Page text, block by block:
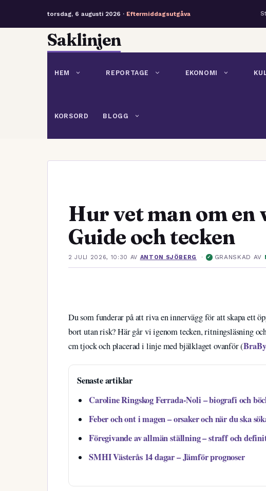
torsdag, 6 augusti 2026 · Eftermiddagsutgåva
Saklinjen
HEM REPORTAGE EKONOMI
KORSORD BLOGG
Hur vet man om en
Guide och tecken
2 JULI 2026, 10:30 AV ANTON SJÖBERG · ✓ GRANSKAD AV
Du som funderar på att riva en innervägg för att skapa ett
bort utan risk? Här går vi igenom tecken, ritningsläsning
cm tjock och placerad i linje med bjälklaget ovanför (
Senaste artiklar
Caroline Ringskog Ferrada-Noli – biografi och
Feber och ont i magen – orsaker och när du ska
Föregivande av allmän ställning – straff och
SMHI Västerås 14 dagar – Jämför prognoser